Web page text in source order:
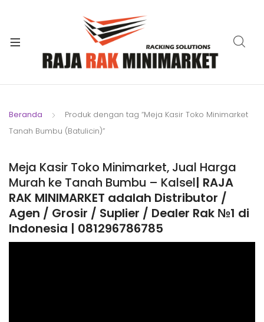
Beranda
Produk dengan tag “Meja Kasir Toko Minimarket
Tanah Bumbu (Batulicin)”
Meja Kasir Toko Minimarket, Jual Harga
Murah ke Tanah Bumbu – Kalsel| RAJA
RAK MINIMARKET adalah Distributor /
Agen / Grosir / Suplier / Dealer Rak №1 di
Indonesia | 081296786785